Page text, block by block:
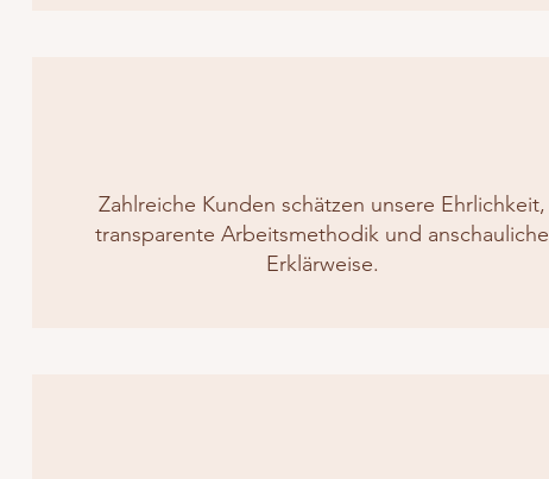
Zahlreiche Kunden schätzen unsere Ehrlichkeit,
transparente Arbeitsmethodik und anschauliche
Erklärweise.